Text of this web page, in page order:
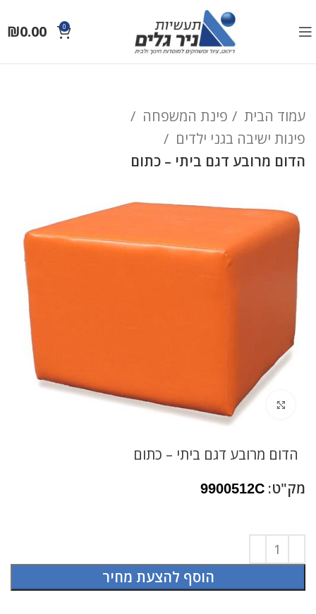
0
₪0.00
עמוד הבית
פינת המשפחה
פינות ישיבה בגני ילדים
הדום מרובע דגם ביתי – כתום
לחץ להגדלה
הדום מרובע דגם ביתי – כתום
מק"ט: 9900512C
הוסף להצעת מחיר